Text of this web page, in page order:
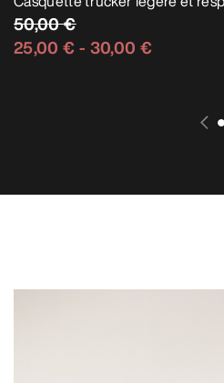
50,00 €
25,00 €- 30,00 €